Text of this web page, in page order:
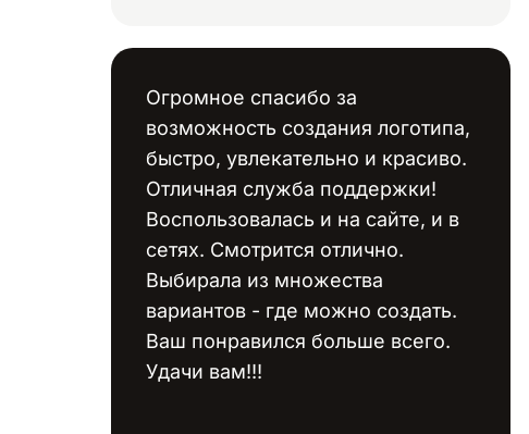
Огромное спасибо за
возможность создания логотипа,
быстро, увлекательно и красиво.
Отличная служба поддержки!
Воспользовалась и на сайте, и в
сетях. Смотрится отлично.
Выбирала из множества
вариантов - где можно создать.
Ваш понравился больше всего.
Удачи вам!!!